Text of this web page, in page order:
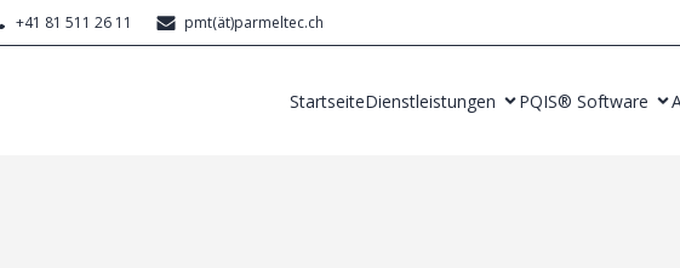
+41 81 511 26 11 pmt(ät)parmeltec.ch
StartseiteDienstleistungen PQIS® Software